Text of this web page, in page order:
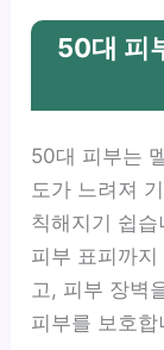
50대 피
50대 피부는
도가 느려져
칙해지기 쉽
피부 표피까
고, 피부 장벽
피부를 보호합